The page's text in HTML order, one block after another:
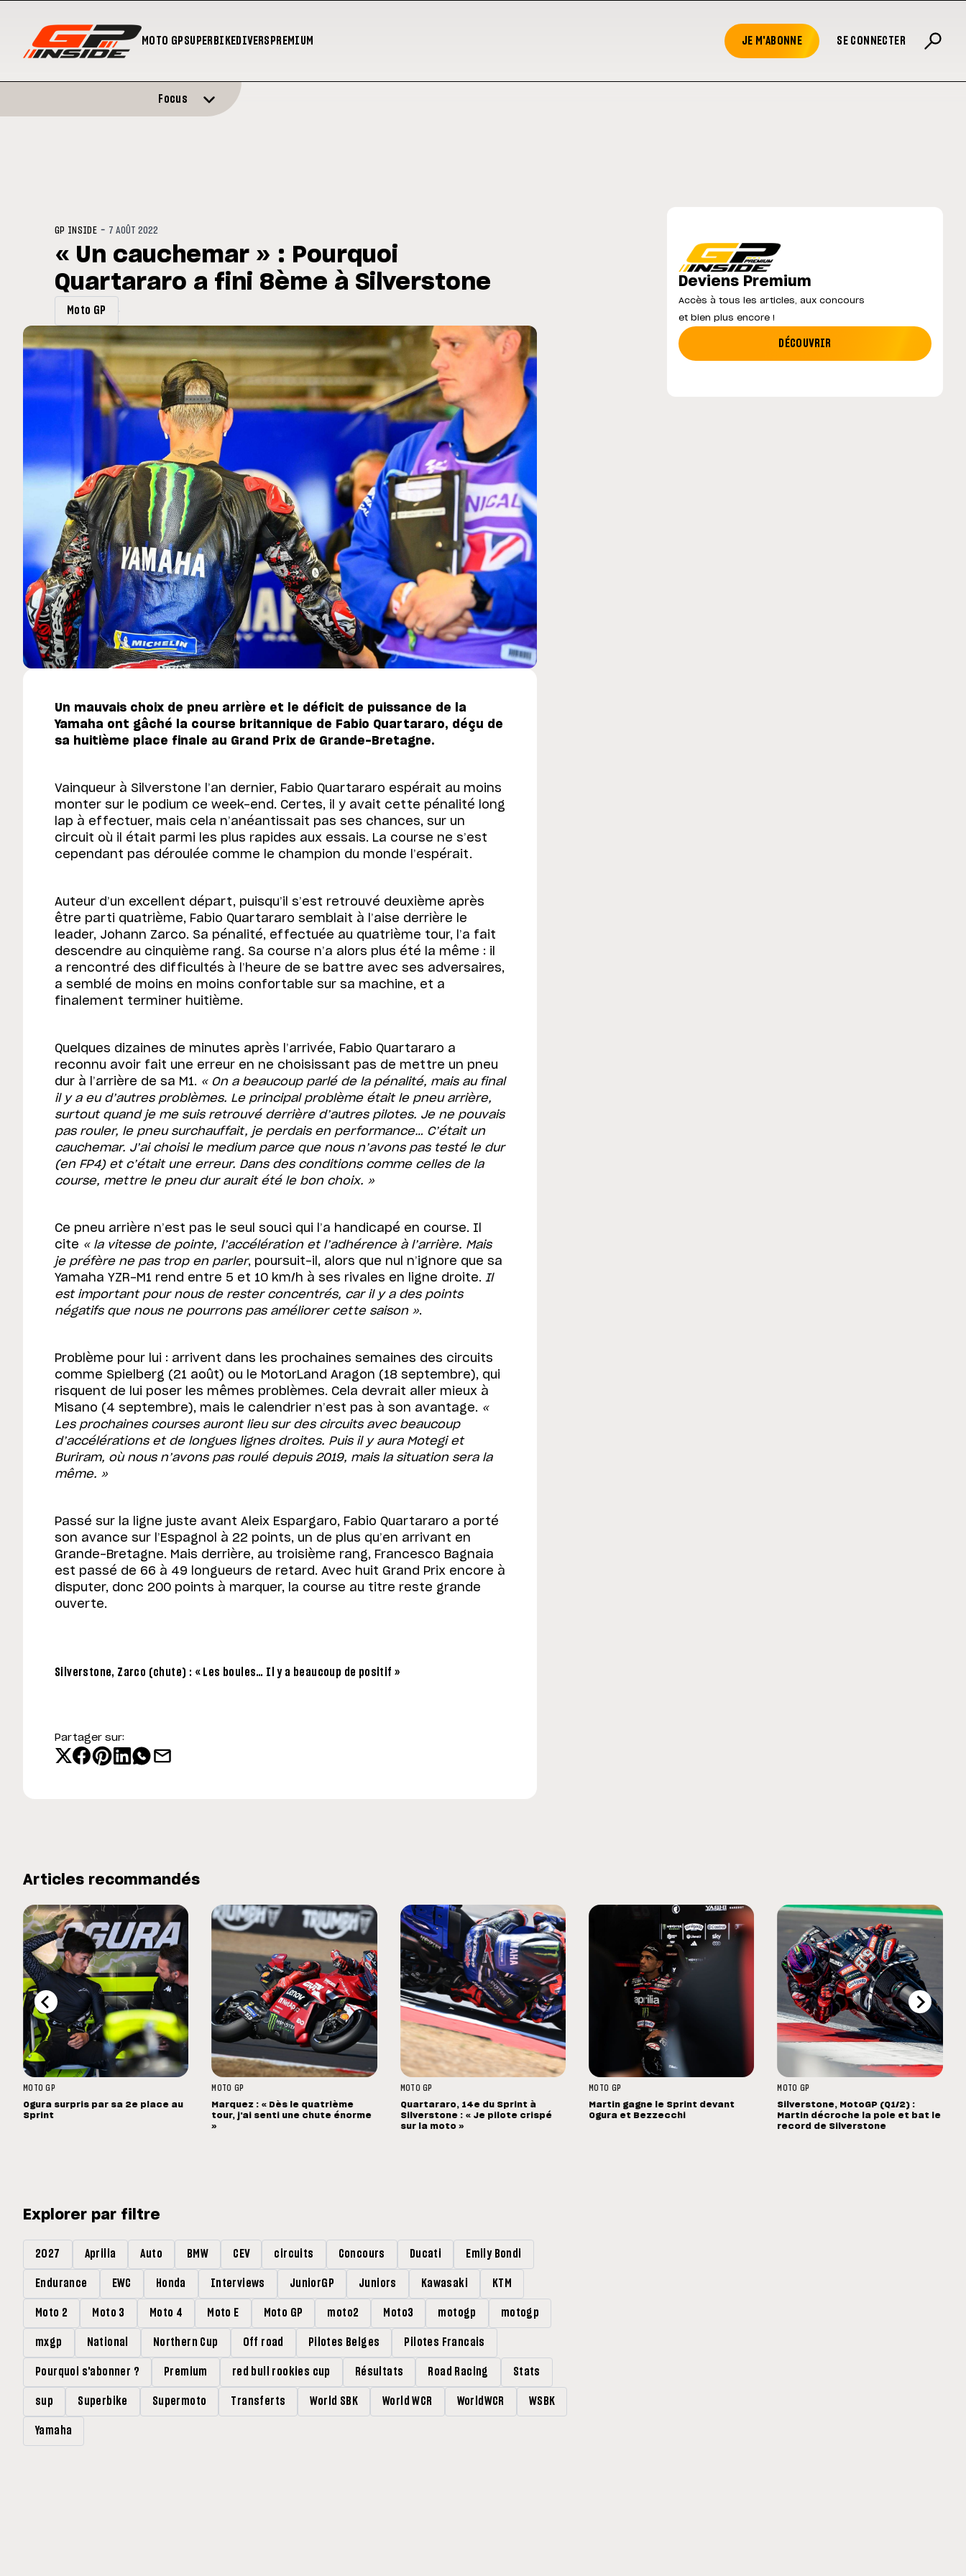
MOTO GPSUPERBIKEDIVERS PREMIUM JE M'ABONNE SE CONNECTER
club spécial dans
MOTO GP
Silverstone : Horaires et Programme du GP de
Grande-Bretagne
MOTO GP
Zarco évite l'opération et vise un retour en
septembre
MotoGP : les cinq constructeurs signent un
Focus
GP INSIDE - 7 AOÛT 2022
« Un cauchemar » : Pourquoi
Quartararo a fini 8ème à Silverstone
Moto GP
Un mauvais choix de pneu arrière et le déficit de puissance de la
Yamaha ont gâché la course britannique de Fabio Quartararo, déçu de
sa huitième place finale au Grand Prix de Grande-Bretagne.
Vainqueur à Silverstone l’an dernier, Fabio Quartararo espérait au moins
monter sur le podium ce week-end. Certes, il y avait cette pénalité long
lap à effectuer, mais cela n’anéantissait pas ses chances, sur un
circuit où il était parmi les plus rapides aux essais. La course ne s’est
cependant pas déroulée comme le champion du monde l’espérait.
Auteur d’un excellent départ, puisqu’il s’est retrouvé deuxième après
être parti quatrième, Fabio Quartararo semblait à l’aise derrière le
leader, Johann Zarco. Sa pénalité, effectuée au quatrième tour, l’a fait
descendre au cinquième rang. Sa course n’a alors plus été la même : il
a rencontré des difficultés à l’heure de se battre avec ses adversaires,
a semblé de moins en moins confortable sur sa machine, et a
finalement terminer huitième.
Quelques dizaines de minutes après l’arrivée, Fabio Quartararo a
reconnu avoir fait une erreur en ne choisissant pas de mettre un pneu
dur à l’arrière de sa M1. « On a beaucoup parlé de la pénalité, mais au final
il y a eu d’autres problèmes. Le principal problème était le pneu arrière,
surtout quand je me suis retrouvé derrière d’autres pilotes. Je ne pouvais
pas rouler, le pneu surchauffait, je perdais en performance… C’était un
cauchemar. J’ai choisi le medium parce que nous n’avons pas testé le dur
(en FP4) et c’était une erreur. Dans des conditions comme celles de la
course, mettre le pneu dur aurait été le bon choix. »
Ce pneu arrière n’est pas le seul souci qui l’a handicapé en course. Il
cite « la vitesse de pointe, l’accélération et l’adhérence à l’arrière. Mais
je préfère ne pas trop en parler, poursuit-il, alors que nul n’ignore que sa
Yamaha YZR-M1 rend entre 5 et 10 km/h à ses rivales en ligne droite. Il
est important pour nous de rester concentrés, car il y a des points
négatifs que nous ne pourrons pas améliorer cette saison ».
Problème pour lui : arrivent dans les prochaines semaines des circuits
comme Spielberg (21 août) ou le MotorLand Aragon (18 septembre), qui
risquent de lui poser les mêmes problèmes. Cela devrait aller mieux à
Misano (4 septembre), mais le calendrier n’est pas à son avantage. «
Les prochaines courses auront lieu sur des circuits avec beaucoup
d’accélérations et de longues lignes droites. Puis il y aura Motegi et
Buriram, où nous n’avons pas roulé depuis 2019, mais la situation sera la
même. »
Passé sur la ligne juste avant Aleix Espargaro, Fabio Quartararo a porté
son avance sur l’Espagnol à 22 points, un de plus qu’en arrivant en
Grande-Bretagne. Mais derrière, au troisième rang, Francesco Bagnaia
est passé de 66 à 49 longueurs de retard. Avec huit Grand Prix encore à
disputer, donc 200 points à marquer, la course au titre reste grande
ouverte.
Silverstone, Zarco (chute) : « Les boules… Il y a beaucoup de positif »
Partager sur:
Deviens Premium
Accès à tous les articles, aux concours
et bien plus encore !
DÉCOUVRIR
Articles recommandés
MOTO GP
Ogura surpris par sa 2e place au
Sprint
MOTO GP
Marquez : « Dès le quatrième
tour, j'ai senti une chute énorme
»
MOTO GP
Quartararo, 14e du Sprint à
Silverstone : « Je pilote crispé
sur la moto »
MOTO GP
Martin gagne le Sprint devant
Ogura et Bezzecchi
MOTO GP
Silverstone, MotoGP (Q1/2) :
Martin décroche la pole et bat le
record de Silverstone
Explorer par filtre
2027 Aprilia Auto BMW CEV circuits Concours Ducati Emily Bondi
Endurance EWC Honda Interviews JuniorGP Juniors Kawasaki KTM
Moto 2 Moto 3 Moto 4 Moto E Moto GP moto2 Moto3 motogp motogp
mxgp National Northern Cup Off road Pilotes Belges Pilotes Francais
Pourquoi s'abonner ? Premium red bull rookies cup Résultats Road Racing Stats
sup Superbike Supermoto Transferts World SBK World WCR WorldWCR WSBK
Yamaha